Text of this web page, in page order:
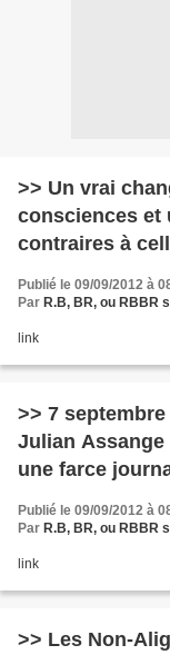
>> Un vrai
consciences et
contraires à
pouvoir.
Publié le 09/09/2012 à
Par R.B, BR, ou RBBR
link
>> 7
Julian
une farce
Publié le 09/09/2012 à
Par R.B, BR, ou RBBR
link
>> Les Non-